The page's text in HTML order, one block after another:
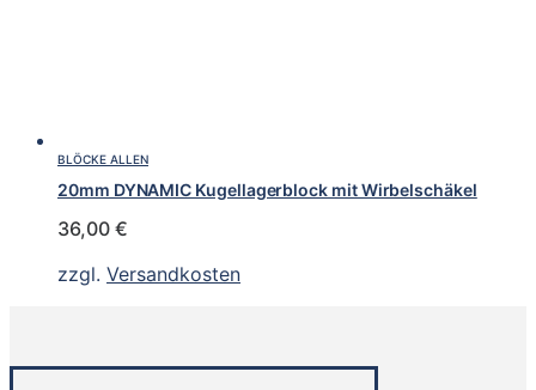
BLÖCKE ALLEN
20mm DYNAMIC Kugellagerblock mit Wirbelschäkel
36,00 €
zzgl. Versandkosten